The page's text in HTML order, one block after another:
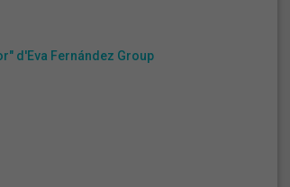
d'Eva Fernández Group